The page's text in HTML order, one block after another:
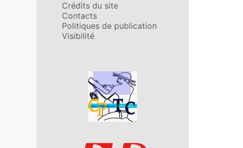
Crédits du site
Contacts
Politiques de publication
Visibilité
Affiliations/partenaires